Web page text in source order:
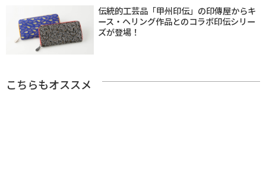
伝統的工芸品「甲州印伝」の印傳屋からキ
ース・ヘリング作品とのコラボ印伝シリー
ズが登場！
こちらもオススメ